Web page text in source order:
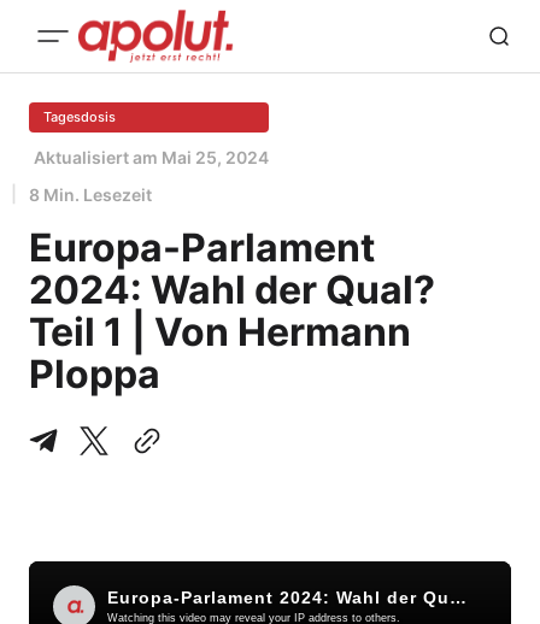
Tagesdosis
Aktualisiert am Mai 25, 2024
8 Min. Lesezeit
Europa-Parlament
2024: Wahl der Qual?
Teil 1 | Von Hermann
Ploppa